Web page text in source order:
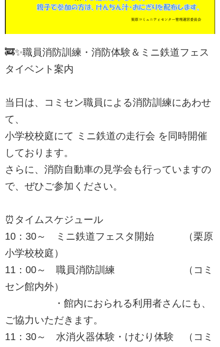
🚒✨職員消防訓練・消防体験＆ミニ鉄道フェス
タイベント案内
当日は、コミセン職員による消防訓練にあわせ
て、
小学校校庭にて ミニ鉄道の走行会 を同時開催
しております。
さらに、消防自動車の見学会も行っていますの
で、ぜひご参加ください。
⏰タイムスケジュール
10：30～ ミニ鉄道フェスタ開始 （栗原
小学校校庭）
11：00～ 職員消防訓練 （コミ
セン館内外）
・館内におられる利用者さんにも、
ご協力いただきます。
11：30～ 水消火器体験・けむり体験 （コミ